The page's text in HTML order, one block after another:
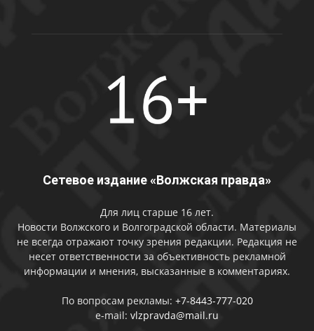
Сетевое издание «Волжская правда»
Для лиц старше 16 лет.
Новости Волжского и Волгоградской области. Материалы
не всегда отражают точку зрения редакции. Редакция не
несет ответственности за объективность рекламной
информации и мнения, высказанные в комментариях.
По вопросам рекламы: +7-8443-777-020
e-mail: vlzpravda@mail.ru